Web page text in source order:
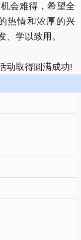
会难得，希望全
热情和浓厚的兴
、学以致用。
取得圆满成功!